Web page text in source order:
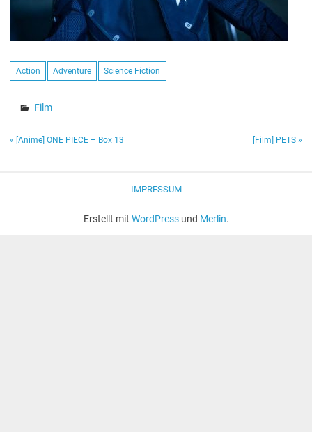
Action Adventure Science Fiction
Film
Beitragsnavigation
« [Anime] ONE PIECE – Box 13 [Film] PETS »
IMPRESSUM
Erstellt mit WordPressund Merlin.